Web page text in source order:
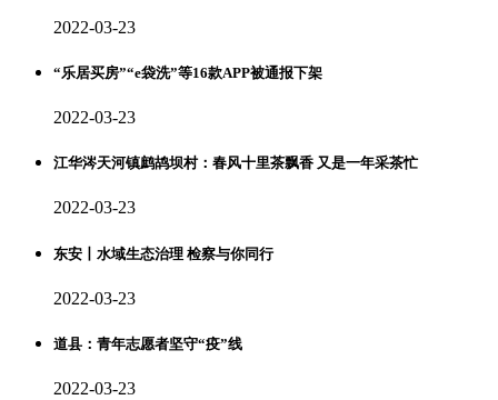
2022-03-23
“乐居买房”“e袋洗”等16款APP被通报下架
2022-03-23
江华涔天河镇鹧鸪坝村：春风十里茶飘香 又是一年采茶忙
2022-03-23
东安丨水域生态治理 检察与你同行
2022-03-23
道县：青年志愿者坚守“疫”线
2022-03-23